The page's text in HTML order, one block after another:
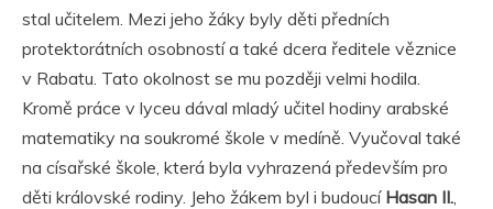
stal učitelem. Mezi jeho žáky byly děti předních
protektorátních osobností a také dcera ředitele věznice
v Rabatu. Tato okolnost se mu později velmi hodila.
Kromě práce v lyceu dával mladý učitel hodiny arabské
matematiky na soukromé škole v medíně. Vyučoval také
na císařské škole, která byla vyhrazená především pro
děti královské rodiny. Jeho žákem byl i budoucí Hasan II.,